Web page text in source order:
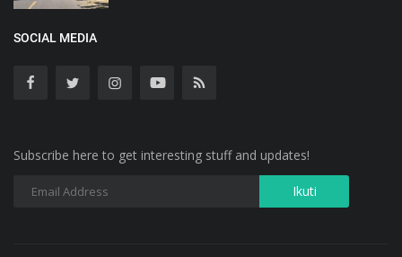
SOCIAL MEDIA
Subscribe here to get interesting stuff and updates!